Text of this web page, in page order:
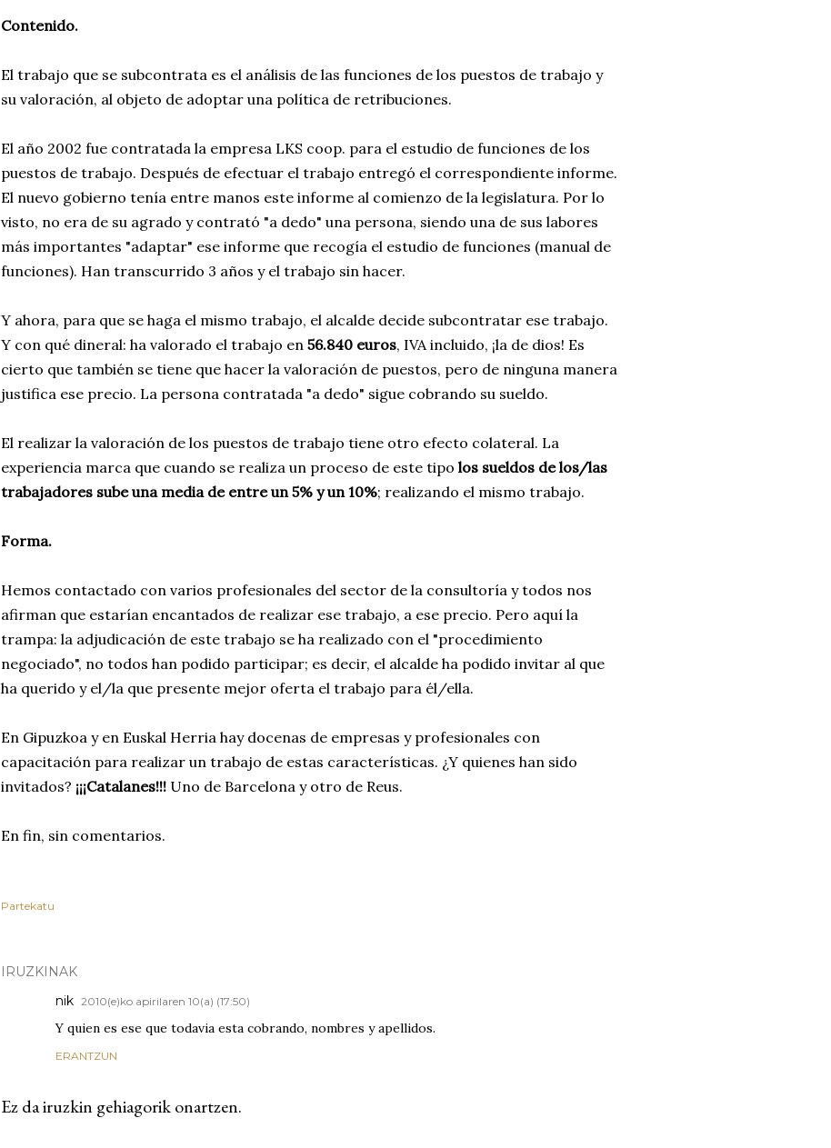
Contenido.
El trabajo que se subcontrata es el análisis de las funciones de los puestos de trabajo y
su valoración, al objeto de adoptar una política de retribuciones.
El año 2002 fue contratada la empresa LKS coop. para el estudio de funciones de los
puestos de trabajo. Después de efectuar el trabajo entregó el correspondiente informe.
El nuevo gobierno tenía entre manos este informe al comienzo de la legislatura. Por lo
visto, no era de su agrado y contrató "a dedo" una persona, siendo una de sus labores
más importantes "adaptar" ese informe que recogía el estudio de funciones (manual de
funciones). Han transcurrido 3 años y el trabajo sin hacer.
Y ahora, para que se haga el mismo trabajo, el alcalde decide subcontratar ese trabajo.
Y con qué dineral: ha valorado el trabajo en 56.840 euros, IVA incluido, ¡la de dios! Es
cierto que también se tiene que hacer la valoración de puestos, pero de ninguna manera
justifica ese precio. La persona contratada "a dedo" sigue cobrando su sueldo.
El realizar la valoración de los puestos de trabajo tiene otro efecto colateral. La
experiencia marca que cuando se realiza un proceso de este tipo los sueldos de los/las
trabajadores sube una media de entre un 5% y un 10%; realizando el mismo trabajo.
Forma.
Hemos contactado con varios profesionales del sector de la consultoría y todos nos
afirman que estarían encantados de realizar ese trabajo, a ese precio. Pero aquí la
trampa: la adjudicación de este trabajo se ha realizado con el "procedimiento
negociado", no todos han podido participar; es decir, el alcalde ha podido invitar al que
ha querido y el/la que presente mejor oferta el trabajo para él/ella.
En Gipuzkoa y en Euskal Herria hay docenas de empresas y profesionales con
capacitación para realizar un trabajo de estas características. ¿Y quienes han sido
invitados? ¡¡¡Catalanes!!! Uno de Barcelona y otro de Reus.
En fin, sin comentarios.
Partekatu
IRUZKINAK
nik 2010(e)ko apirilaren 10(a) (17:50)
Y quien es ese que todavia esta cobrando, nombres y apellidos.
ERANTZUN
Ez da iruzkin gehiagorik onartzen.